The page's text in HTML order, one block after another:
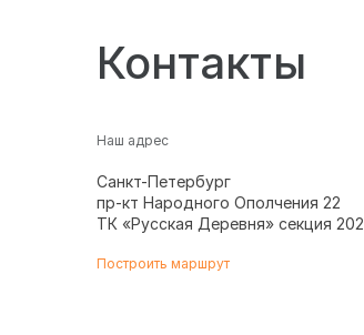
Контакты
Наш адрес
Санкт-Петербург
пр-кт Народного Ополчения 22
ТК «Русская Деревня» секция 202
Построить маршрут